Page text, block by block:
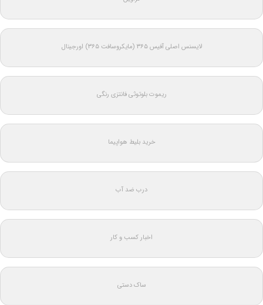
لایسنس اصلی آفیس ۳۶۵ (مایکروسافت ۳۶۵) اورجینال
ریموت بلوتوثی فانتزی رنگی
خرید بلیط هواپیما
درب ضد آب
اخبار کسب و کار
ساک دستی